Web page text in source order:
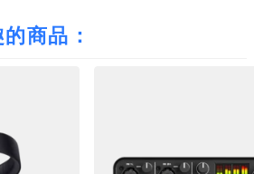
商品：